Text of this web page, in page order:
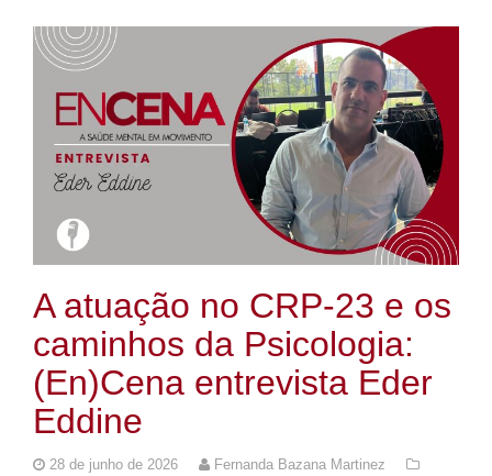
A atuação no CRP-23 e os
caminhos da Psicologia:
(En)Cena entrevista Eder
Eddine
28 de junho de 2026
Fernanda Bazana Martinez